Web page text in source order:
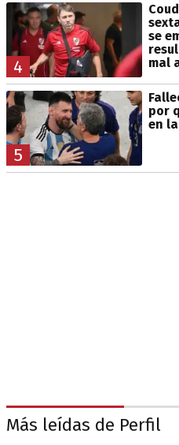
4
se
mal
5
por
en
Más leídas de Perfil